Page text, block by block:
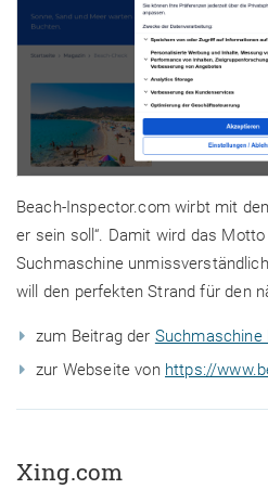
Beach-Inspector.com wirbt mit
er sein soll“. Damit wird das
Suchmaschine
will den perfekten Strand für den
zum Beitrag der Suchmaschine
zur Webseite von https://
Xing.com